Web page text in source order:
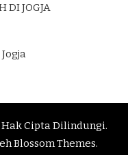
DI JOGJA
Hak Cipta Dilindungi.
Blossom Themes.